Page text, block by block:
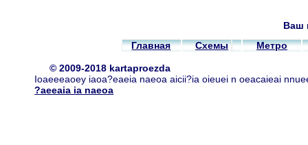
Ваш
Главная
Схемы Метро
© 2009-2018 kartaproezda
Ioaeeeaoey iaoa?eaeia naeoa aicii?ia oieuei n oeacaieai
?aeeaia ia naeoa